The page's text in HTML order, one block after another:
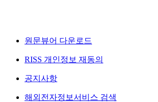
원문뷰어 다운로드
RISS 개인정보 재동의
공지사항
해외전자정보서비스 검색